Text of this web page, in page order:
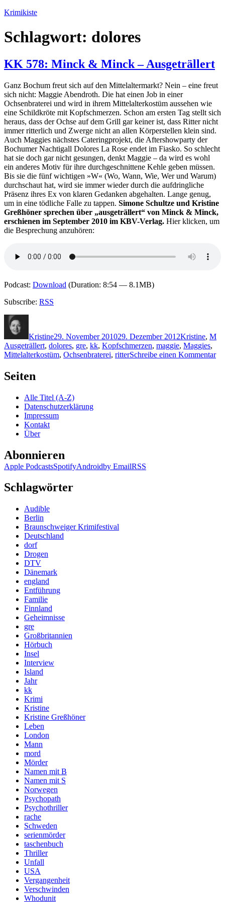
Zum
springen
Krimikiste
Schlagwort: dolores
KK 578: Minck & Minck – Ausgeträllert
Ganz Bochum freut sich auf den Mittelaltermarkt? Nein – eine freut
sich nicht: Maggie Abendroth. Die hat einen Job in einer
Ochsenbraterei und wird in ihrem Mittelalterkostüm aussehen wie
eine Schildkröte mit Kopfschmerzen. Schon am ersten Tag stellt sich
heraus, dass der Ochse auf dem Grill gar keiner ist, dass Ritter nicht
immer ritterlich und Zwerge nicht an allen Körperstellen klein sind.
Auch Maggies nächstes Cateringprojekt, die Aftershowparty der
Bochumer Nachtigall Dolores La Rose endet im Fiasko. So schlecht
hat sie doch gar nicht gesungen, denkt Maggie – da wird es wohl
ein anderes Motiv für ihre durchgeschnittene Kehle geben müssen.
Bis sie die fünf wichtigen »W« (Wo, Wann, Wie, Wer und Warum)
durchschaut hat, wird sie immer wieder durch die aufdringliche
Präsenz ihres Ex von klaren Gedanken abgehalten. Lange genug,
um in eine tödliche Falle zu tappen. Simone Schultze und Kristine
Greßhöner sprechen über „ausgeträllert“ von Minck & Minck,
erschienen im September 2010 im KBV-Verlag. Hier klicken, um
die Besprechung anzuhören:
Podcast: Download (Duration: 8:54 — 8.1MB)
Subscribe: RSS
Kristine29. November 201029. Dezember 2012Kristine, M
Ausgeträllert, dolores, gre, kk, Kopfschmerzen, maggie, Maggies,
Mittelalterkostüm, Ochsenbraterei, ritterSchreibe einen Kommentarzu
Seiten
Alle Titel (A-Z)
Datenschutzerklärung
Impressum
Kontakt
Über
Abonnieren
Apple PodcastsSpotifyAndroidby EmailRSS
Schlagwörter
Audible
Berlin
Braunschweiger Krimifestival
Deutschland
dorf
Drogen
DTV
Dänemark
england
Entführung
Familie
Finnland
Geheimnisse
gre
Großbritannien
Hörbuch
Insel
Interview
Island
Jahr
kk
Krimi
Kristine
Kristine Greßhöner
Leben
London
Mann
mord
Mörder
Namen mit B
Namen mit S
Norwegen
Psychopath
Psychothriller
rache
Schweden
serienmörder
taschenbuch
Thriller
Unfall
USA
Vergangenheit
Verschwinden
Whodunit